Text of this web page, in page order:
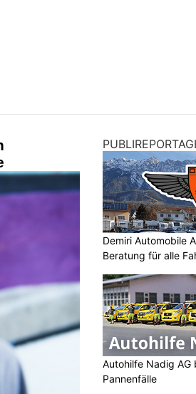
Demiri Automobile
Beratung für alle
Autohilfe Nadig AG
Pannenfälle